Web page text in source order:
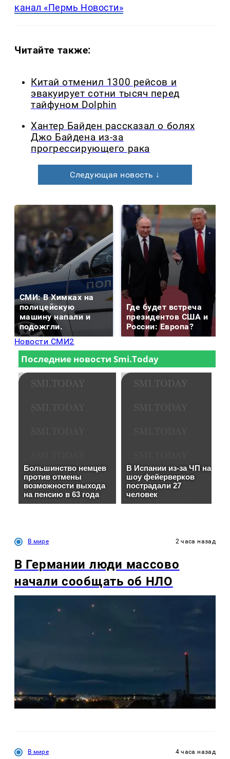
канал «Пермь Новости»
Читайте также:
Китай отменил 1300 рейсов и
эвакуирует сотни тысяч перед
тайфуном Dolphin
Хантер Байден рассказал о болях
Джо Байдена из-за
прогрессирующего рака
Следующая новость ↓
СМИ: В Химках на
полицейскую
машину напали и
подожгли.
Где будет встреча
президентов США и
России: Европа?
Новости СМИ2
В мире 2 часа назад
В Германии люди массово
начали сообщать об НЛО
В мире 4 часа назад